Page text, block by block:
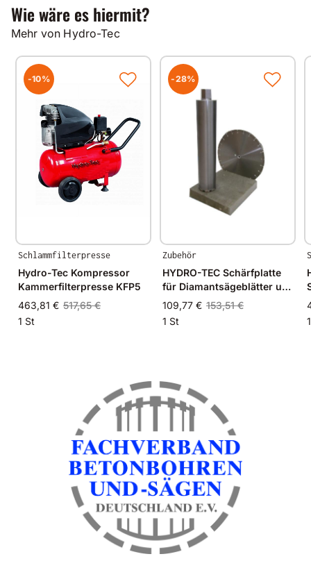
Wie wäre es hiermit?
Mehr von Hydro-Tec
-10%
Schlammfilterpresse
Hydro-Tec Kompressor
Kammerfilterpresse KFP5
463,81 € 517,65 €
1 St
-28%
Zubehör
HYDRO-TEC Schärfplatte
für Diamantsägeblätter und
Bohrkronen 300 x 160 x
40mm
109,77 € 153,51 €
1 St